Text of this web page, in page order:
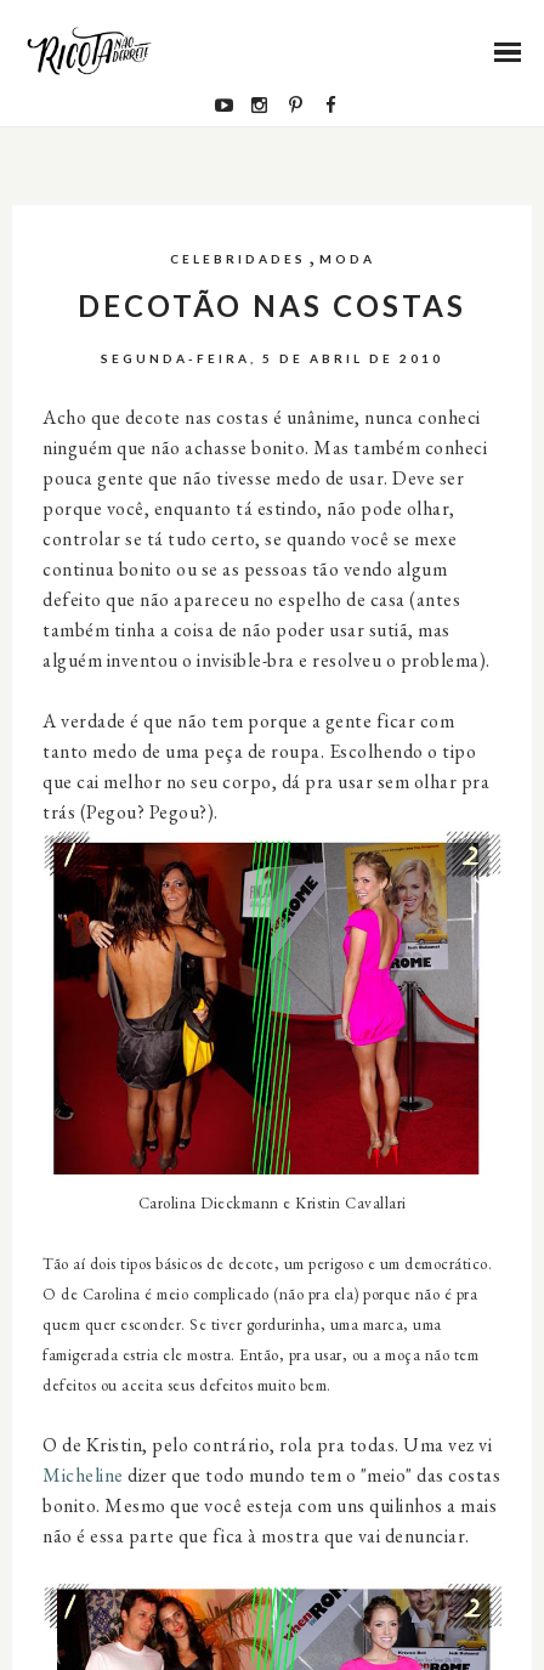
CELEBRIDADES , MODA
DECOTÃO NAS COSTAS
SEGUNDA-FEIRA, 5 DE ABRIL DE 2010
Acho que decote nas costas é unânime, nunca conheci
ninguém que não achasse bonito. Mas também conheci
pouca gente que não tivesse medo de usar. Deve ser
porque você, enquanto tá estindo, não pode olhar,
controlar se tá tudo certo, se quando você se mexe
continua bonito ou se as pessoas tão vendo algum
defeito que não apareceu no espelho de casa (antes
também tinha a coisa de não poder usar sutiã, mas
alguém inventou o invisible-bra e resolveu o problema).
A verdade é que não tem porque a gente ficar com
tanto medo de uma peça de roupa. Escolhendo o tipo
que cai melhor no seu corpo, dá pra usar sem olhar pra
trás (Pegou? Pegou?).
Carolina Dieckmann e Kristin Cavallari
Tão aí dois tipos básicos de decote, um perigoso e um democrático.
O de Carolina é meio complicado (não pra ela) porque não é pra
quem quer esconder. Se tiver gordurinha, uma marca, uma
famigerada estria ele mostra. Então, pra usar, ou a moça não tem
defeitos ou aceita seus defeitos muito bem.
O de Kristin, pelo contrário, rola pra todas. Uma vez vi
Micheline dizer que todo mundo tem o "meio" das costas
bonito. Mesmo que você esteja com uns quilinhos a mais
não é essa parte que fica à mostra que vai denunciar.